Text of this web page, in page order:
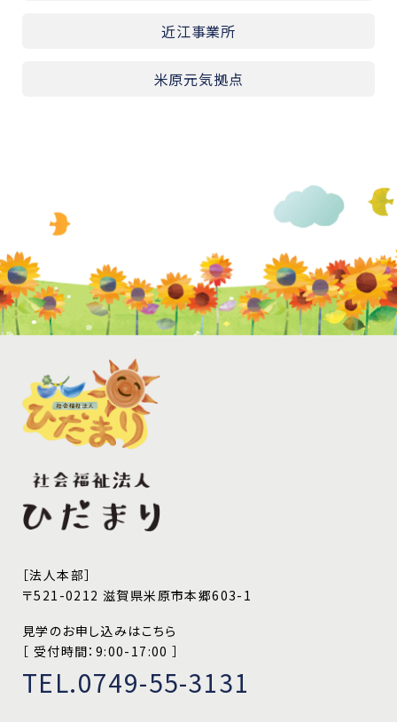
近江事業所
米原元気拠点
［法人本部］
〒521-0212 滋賀県米原市本郷603-1
見学のお申し込みはこちら
［ 受付時間：9:00-17:00 ］
TEL.0749-55-3131